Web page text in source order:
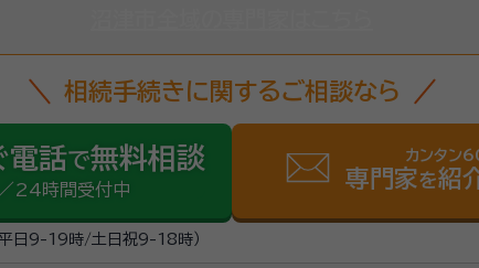
相続手続きに関するご相談なら
電話で無料相談
24時間受付中
平日9-19時/土日祝9-18時）
カンタン
専門家を紹